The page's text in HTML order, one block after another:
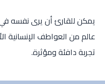
يمكن للقارئ أن يرى نفسه
عالم من العواطف الإنسانية
تجربة دافئة ومؤثرة.